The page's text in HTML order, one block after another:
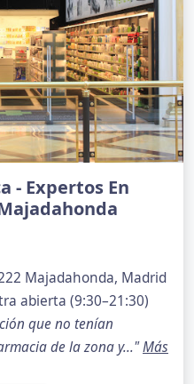
- Expertos En
Majadahonda, Madrid
abierta (9:30–21:30)
que no tenían
de la zona y..."Más